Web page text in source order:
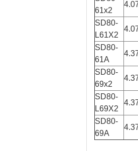
61x2
SD80-
L61X2
SD80-
61A
SD80-
69x2
SD80-
L69X2
SD80-
69A